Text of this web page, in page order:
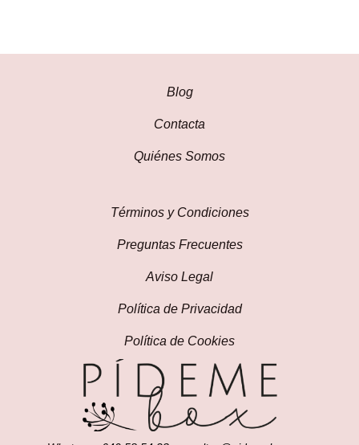
Términos y Condiciones
Preguntas Frecuentes
Aviso Legal
Política de Privacidad
Política de Cookies
Blog
Contacta
Quiénes Somos